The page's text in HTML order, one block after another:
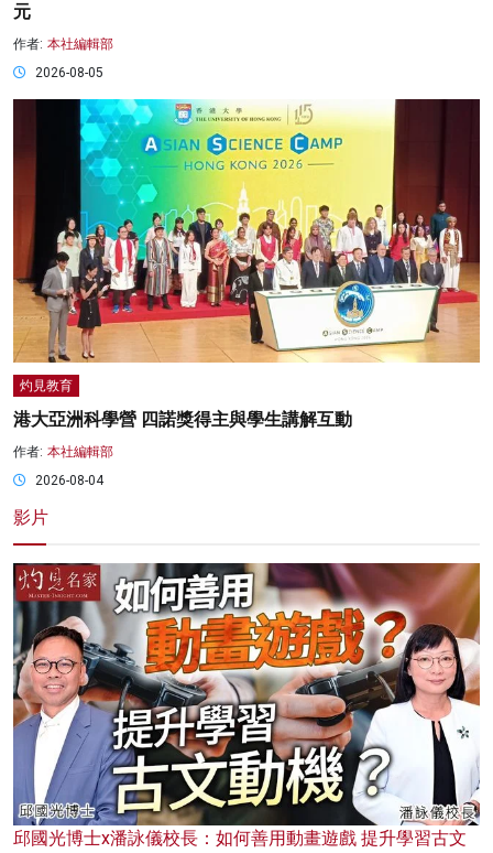
元
作者: 本社編輯部
2026-08-05
灼見教育
港大亞洲科學營 四諾獎得主與學生講解互動
作者: 本社編輯部
2026-08-04
影片
邱國光博士x潘詠儀校長：如何善用動畫遊戲 提升學習古文